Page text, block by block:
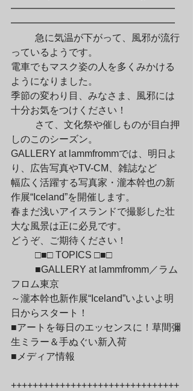
━━━━━━━━━━━━━━━━━
━━━━━━━━━━━━━━━━━
っているようです。
電車でもマスク姿の人を多くみかける
ようになりました。
季節の変わり目、みなさま、風邪には
十分お気をつけください！
しのこのシーズン。
GALLERY at lammfrommでは、明日よ
り、広告写真やTV-CM、雑誌など
幅広く活躍する写真家・瀧本幹也の新
作展“Iceland”を開催します。
春まだ浅いアイスランドで撮影した壮
大な風景は正に必見です。
どうぞ、ご期待ください！
	□■□ TOPICS □■□
フロム東京
～瀧本幹也新作展“Iceland”いよいよ明
日からスタート！
■アートを毎日のエッセンスに！草間彌
生ミラー＆手ぬぐい新入荷
■メディア情報
+++++++++++++++++++++++++++++++